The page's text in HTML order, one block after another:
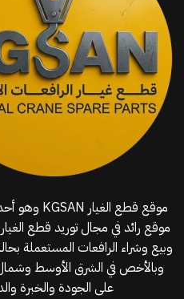
موقع رائد في مجال توريد قطع الغيار
وبيع وشراء الرافعات المستعملة
وبالأخص في الشرق الأوسط
على الجودة والخبرة